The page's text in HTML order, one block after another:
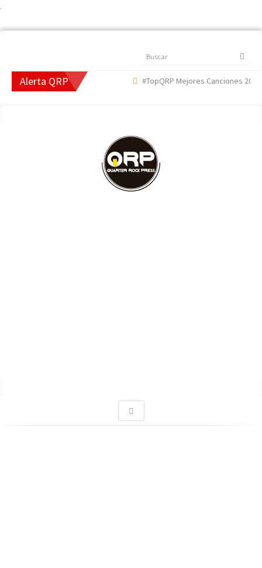
.
Buscar
Alerta QRP #TopQRP Mejores Canciones 2022